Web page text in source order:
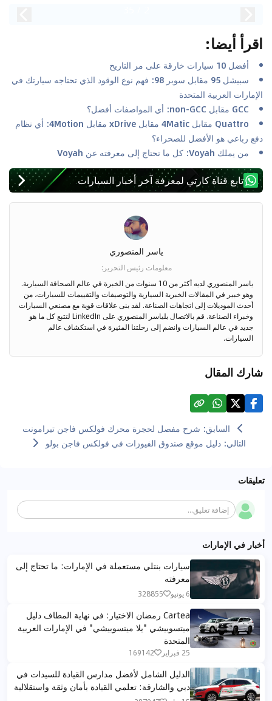
اقرأ أيضا:
أفضل 10 سيارات خارقة على مر التاريخ
سبيشل 95 مقابل سوبر 98: فهم نوع الوقود الذي تحتاجه سيارتك في
الإمارات العربية المتحدة
GCC مقابل non-GCC: أي المواصفات أفضل؟
Quattro مقابل 4Matic مقابل xDrive مقابل 4Motion: أي نظام
دفع رباعي هو الأفضل للصحراء؟
من يملك Voyah: كل ما تحتاج إلى معرفته عن Voyah
تابع قناة كارتي لمعرفة آخر أخبار السيارات
ياسر المنصوري
معلومات رئيس التحرير :
ياسر المنصوري لديه أكثر من 10 سنوات من الخبرة في عالم الصحافة السيارية.
وهو خبير في المقالات الخبرية السيارية والتوصيفات والتقييمات للسيارات، من
أحدث الموديلات إلى اتجاهات الصناعة. لقد بنى علاقات قوية مع مصنعي السيارات
وخبراء الصناعة. قم بالاتصال بلياسر المنصوري على LinkedIn لتتبع كل ما هو
جديد في عالم السيارات وانضم إلى رحلتنا المثيرة في استكشاف عالم
السيارات.
شارك المقال
السابق: شرح مفصل لحجرة محرك فولكس فاجن تيرامونت
التالي: دليل موقع صندوق الفيوزات في فولكس فاجن بولو
تعليقات
إضافة تعليق...
أخبار في الإمارات
سيارات بنتلي مستعملة في الإمارات: ما تحتاج إلى
معرفته
6 يونيو 328855
Cartea رمضان الاختيار: في نهاية المطاف دليل
ميتسوبيشي "يلا ميتسوبيشي" في الإمارات العربية
المتحدة
25 فبراير 169142
الدليل الشامل لأفضل مدارس القيادة للسيدات في
دبي والشارقة: تعلمي القيادة بأمان وثقة واستقلالية